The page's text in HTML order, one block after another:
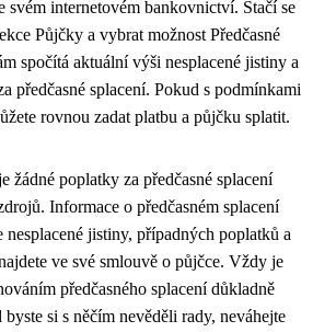
svém internetovém bankovnictví. Stačí se
Půjčky a vybrat možnost Předčasné
spočítá aktuální výši nesplacené jistiny a
předčasné splacení. Pokud s podmínkami
rovnou zadat platbu a půjčku splatit.
žádné poplatky za předčasné splacení
Informace o předčasném splacení
nesplacené jistiny, případných poplatků a
ve své smlouvě o půjčce. Vždy je
předčasného splacení důkladně
si s něčím nevěděli rady, neváhejte